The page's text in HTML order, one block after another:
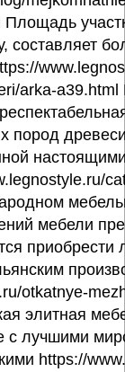
Площадь
составляет
arka-a39.html
пород
мебели
приобрести
otkatnye-
элитная
с лучшими
https://